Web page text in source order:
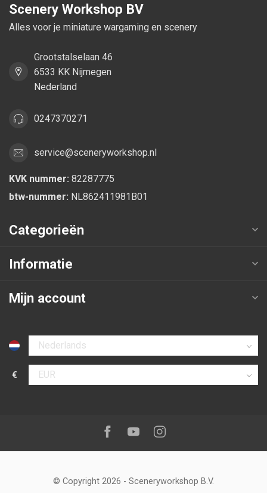
Scenery Workshop BV
Alles voor je miniature wargaming en scenery
Grootstalselaan 46
6533 KK Nijmegen
Nederland
0247370271
service@sceneryworkshop.nl
KVK nummer: 82287775
btw-nummer: NL862411981B01
Categorieën
Informatie
Mijn account
Selecteer taal
€
Selecteer valuta
Volg ons op:Facebook
YoutubeInstagram
© Copyright 2026 - Sceneryworkshop B.V.